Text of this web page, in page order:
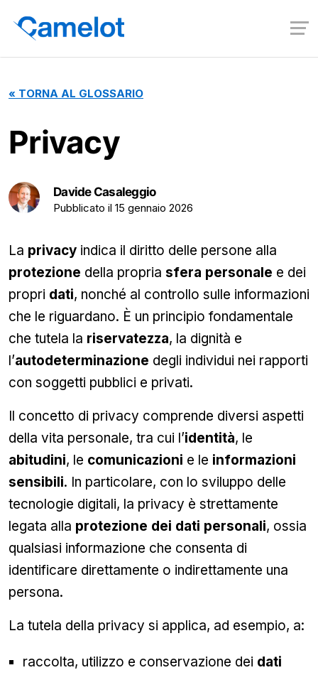
« TORNA AL GLOSSARIO
Privacy
Davide Casaleggio
Pubblicato il 15 gennaio 2026
La privacy indica il diritto delle persone alla
protezione della propria sfera personale e dei
propri dati, nonché al controllo sulle informazioni
che le riguardano. È un principio fondamentale
che tutela la riservatezza, la dignità e
l’autodeterminazione degli individui nei rapporti
con soggetti pubblici e privati.
Il concetto di privacy comprende diversi aspetti
della vita personale, tra cui l’identità, le
abitudini, le comunicazioni e le informazioni
sensibili. In particolare, con lo sviluppo delle
tecnologie digitali, la privacy è strettamente
legata alla protezione dei dati personali, ossia
qualsiasi informazione che consenta di
identificare direttamente o indirettamente una
persona.
La tutela della privacy si applica, ad esempio, a:
raccolta, utilizzo e conservazione dei dati